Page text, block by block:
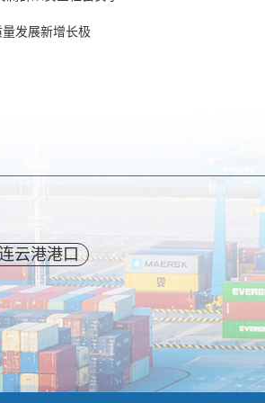
发展新增长极
云港港口